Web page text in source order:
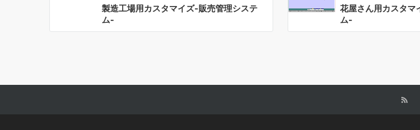
製造工場用カスタマイズ-販売管理システ
ム-
花屋さん用カスタマ
ム-